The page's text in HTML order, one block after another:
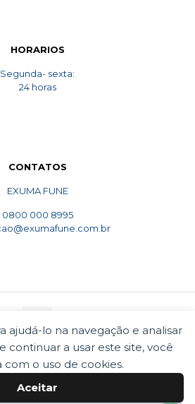
ajudá-lo na navegação e analisar
continuar a usar este site, você
com o uso de cookies.
Aceitar
HORARIOS
Segunda- sexta:
24 horas
CONTATOS
EXUMA FUNE
0800 000 8995
Todos direitos reservados- Ligue
de ossos em todo o Brasil.
Politica de privacidade